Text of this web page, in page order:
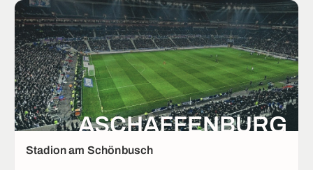
ASCHAFFENBURG
Stadion am Schönbusch